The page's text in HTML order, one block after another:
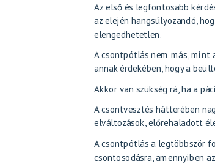
Az első és legfontosabb
az elején hangsúlyozandó,
elengedhetetlen.
A csontpótlás nem más, mint
annak érdekében, hogy a
Akkor van szükség rá, ha a
A csontvesztés hátterében
elváltozások, előrehaladott
A csontpótlás a legtöbbször
csontosodásra, amennyiben